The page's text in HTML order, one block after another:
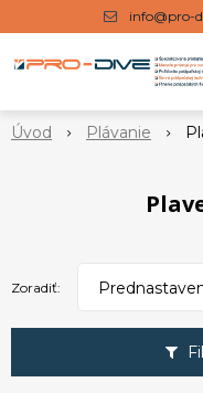
info@pro-
Úvod Plávanie
Zoradiť: